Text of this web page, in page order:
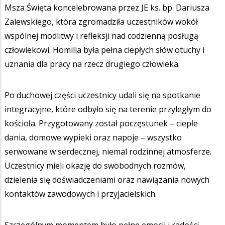
Msza Święta koncelebrowana przez JE ks. bp. Dariusza
Zalewskiego, która zgromadziła uczestników wokół
wspólnej modlitwy i refleksji nad codzienną posługą
człowiekowi. Homilia była pełna ciepłych słów otuchy i
uznania dla pracy na rzecz drugiego człowieka.
Po duchowej części uczestnicy udali się na spotkanie
integracyjne, które odbyło się na terenie przyległym do
kościoła. Przygotowany został poczęstunek – ciepłe
dania, domowe wypieki oraz napoje – wszystko
serwowane w serdecznej, niemal rodzinnej atmosferze.
Uczestnicy mieli okazję do swobodnych rozmów,
dzielenia się doświadczeniami oraz nawiązania nowych
kontaktów zawodowych i przyjacielskich.